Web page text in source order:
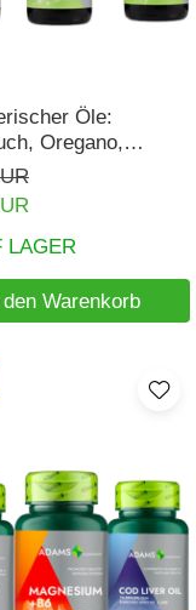
Öle:
Oregano,
LAGER
Warenkorb